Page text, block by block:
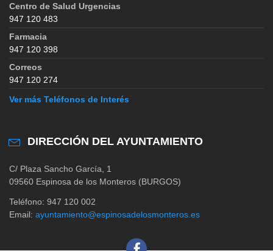
Centro de Salud Urgencias
947 120 483
Farmacia
947 120 398
Correos
947 120 274
Ver más Teléfonos de Interés
DIRECCIÓN DEL AYUNTAMIENTO
C/ Plaza Sancho García, 1
09560 Espinosa de los Monteros (BURGOS)
Teléfono: 947 120 002
Email: ayuntamiento@espinosadelosmonteros.es